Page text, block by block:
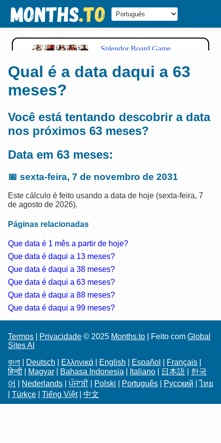
Qual é a data daqui a 63
meses?
Você está tentando descobrir a data
nos próximos 63 meses?
Data em 63 meses:
📅 sexta-feira, 7 de novembro de 2031
Este cálculo é feito usando a data de hoje (sexta-feira, 7
de agosto de 2026).
Páginas relacionadas
Que data é 1 mês a partir de hoje?
Que data é daqui a 13 meses?
Que data é daqui a 38 meses?
Que data é daqui a 63 meses?
Que data é daqui a 88 meses?
Que data é daqui a 99 meses?
Termos Privacidade © 2025 Months.to | Feito com Global
Sites AI
বাংলা
Deutsch Ελληνικά English Español Français
हिन्दी
Magyar Bahasa Indonesia Italiano 日本語
한국
어
Nederlands |ਪੰਜਾਬੀ| Polski Português Русский |ไทย
Türkçe Tiếng Việt| 中文